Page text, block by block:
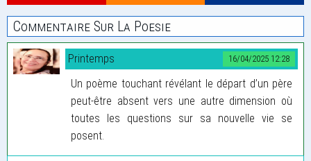
Commentaire Sur La Poesie
16/04/2025 12:28
Printemps
Un poème touchant révélant le départ d’un père
peut-être absent vers une autre dimension où
toutes les questions sur sa nouvelle vie se
posent.